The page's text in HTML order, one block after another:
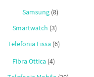
Samsung (8)
Smartwatch (3)
Telefonia Fissa (6)
Fibra Ottica (4)